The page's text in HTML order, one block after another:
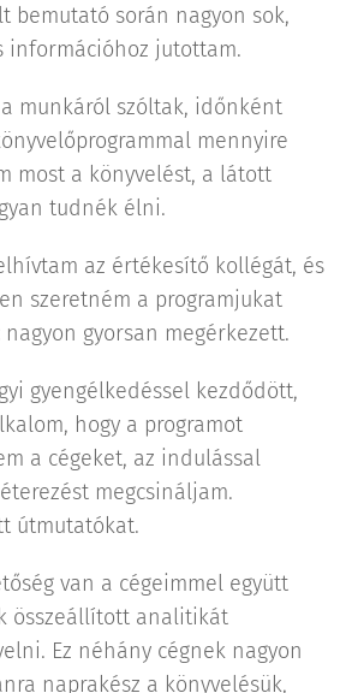
bemutató során nagyon sok,
információhoz jutottam.
munkáról szóltak, időnként
mennyire
most a könyvelést, a látott
tudnék élni.
az értékesítő kollégát, és
szeretném a programjukat
gyorsan megérkezett.
gyengélkedéssel kezdődött,
hogy a programot
a cégeket, az indulással
megcsináljam.
útmutatókat.
van a cégeimmel együtt
összeállított analitikát
Ez néhány cégnek nagyon
naprakész a könyvelésük,